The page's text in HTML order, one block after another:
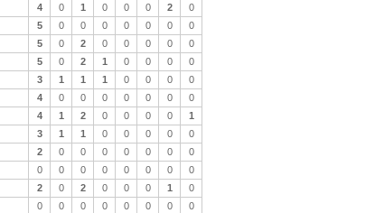
4 0 1 0 0 0 2
0
5 0 0 0 0 0 0
0
5 0 2 0 0 0 0
0
5 0 2 1 0 0 0
0
3 1 1 1 0 0 0
0
4 0 0 0 0 0 0
0
4 1 2 0 0 0 0
1
3 1 1 0 0 0 0
0
2 0 0 0 0 0 0
0
0 0 0 0 0 0 0
0
2 0 2 0 0 0 1
0
0 0 0 0 0 0 0 0